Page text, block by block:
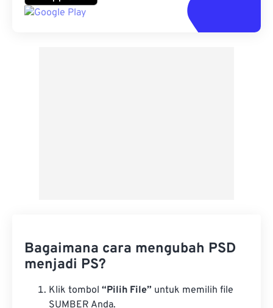
Bagaimana cara mengubah PSD
menjadi PS?
Klik tombol “Pilih File” untuk memilih file
SUMBER Anda.